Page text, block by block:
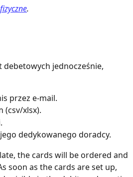
.
debetowych jednocześnie,
przez e-mail.
(csv/xlsx).
dedykowanego doradcy.
the cards will be ordered and
soon as the cards are set up,